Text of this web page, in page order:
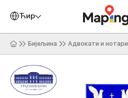
Ћирилица
Бијељина Адвокати и нотари